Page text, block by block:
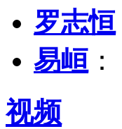
罗志恒
易峘 ：
视频